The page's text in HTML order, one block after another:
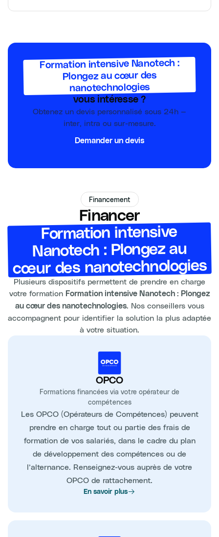
Formation intensive Nanotech :
Plongez au cœur des
nanotechnologies
vous intéresse ?
Obtenez un devis personnalisé sous 24h —
inter, intra ou sur-mesure.
Demander un devis
Financement
Financer
Formation intensive
Nanotech : Plongez au
cœur des nanotechnologies
Plusieurs dispositifs permettent de prendre en charge
votre formation Formation intensive Nanotech : Plongez
au cœur des nanotechnologies. Nos conseillers vous
accompagnent pour identifier la solution la plus adaptée
à votre situation.
OPCO
Formations financées via votre opérateur de
compétences
Les OPCO (Opérateurs de Compétences) peuvent
prendre en charge tout ou partie des frais de
formation de vos salariés, dans le cadre du plan
de développement des compétences ou de
l’alternance. Renseignez-vous auprès de votre
OPCO de rattachement.
En savoir plus